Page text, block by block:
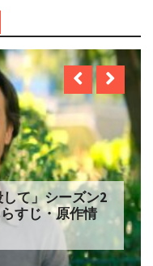
て」シーズン2
すじ・原作情